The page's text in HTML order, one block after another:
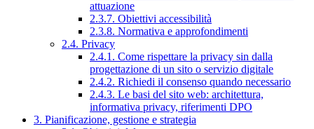
attuazione
2.3.7. Obiettivi accessibilità
2.3.8. Normativa e approfondimenti
2.4. Privacy
2.4.1. Come rispettare la privacy sin dalla
progettazione di un sito o servizio digitale
2.4.2. Richiedi il consenso quando necessario
2.4.3. Le basi del sito web: architettura,
informativa privacy, riferimenti DPO
3. Pianificazione, gestione e strategia